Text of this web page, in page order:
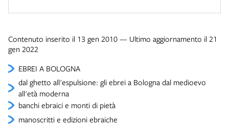
EBREI A BOLOGNA
dal ghetto all'espulsione: gli ebrei a Bologna dal medioevo
all'età moderna
banchi ebraici e monti di pietà
manoscritti e edizioni ebraiche
Contenuto inserito il 13 gen 2010 — Ultimo aggiornamento il 21
gen 2022